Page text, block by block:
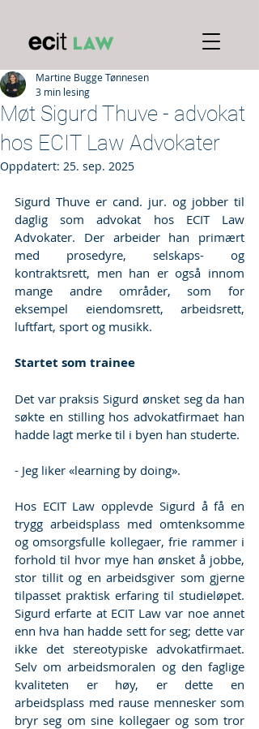
Møt Sigurd Thuve - advokat
hos ECIT Law Advokater
Martine Bugge Tønnesen
3 min lesing
Oppdatert: 25. sep. 2025
Sigurd Thuve er cand. jur. og jobber til
daglig som advokat hos ECIT Law
Advokater. Der arbeider han primært
med prosedyre, selskaps- og
kontraktsrett, men han er også innom
mange andre områder, som for
eksempel eiendomsrett, arbeidsrett,
luftfart, sport og musikk.
Startet som trainee
Det var praksis Sigurd ønsket seg da han
søkte en stilling hos advokatfirmaet han
hadde lagt merke til i byen han studerte.
- Jeg liker «learning by doing».
Hos ECIT Law opplevde Sigurd å få en
trygg arbeidsplass med omtenksomme
og omsorgsfulle kollegaer, frie rammer i
forhold til hvor mye han ønsket å jobbe,
stor tillit og en arbeidsgiver som gjerne
tilpasset praktisk erfaring til studieløpet.
Sigurd erfarte at ECIT Law var noe annet
enn hva han hadde sett for seg; dette var
ikke det stereotypiske advokatfirmaet.
Selv om arbeidsmoralen og den faglige
kvaliteten er høy, er dette en
arbeidsplass med rause mennesker som
bryr seg om sine kollegaer og som tror